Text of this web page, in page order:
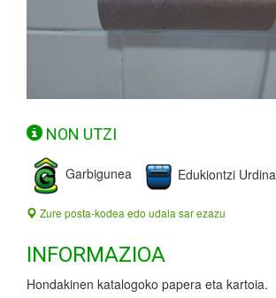
NON UTZI
Garbigunea Edukiontzi Urdina
Zure posta-kodea edo udala sar ezazu
INFORMAZIOA
Hondakinen katalogoko papera eta kartoia.